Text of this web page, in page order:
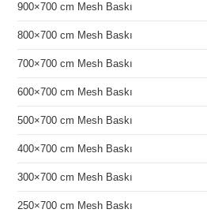
900×700 cm Mesh Baskı
800×700 cm Mesh Baskı
700×700 cm Mesh Baskı
600×700 cm Mesh Baskı
500×700 cm Mesh Baskı
400×700 cm Mesh Baskı
300×700 cm Mesh Baskı
250×700 cm Mesh Baskı